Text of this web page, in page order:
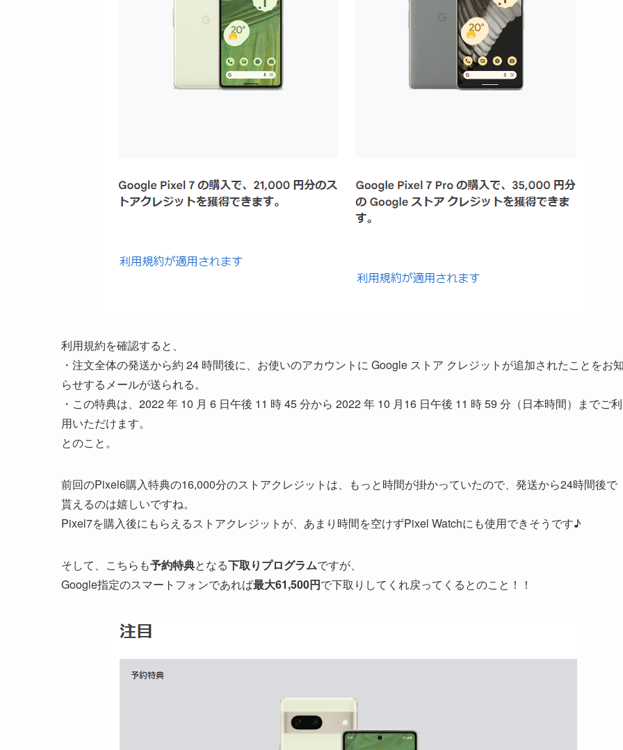
利用規約を確認すると、
・注文全体の発送から約 24 時間後に、お使いのアカウントに Google ストア クレジットが追加されたことをお
らせするメールが送られる。
・この特典は、2022 年 10 月 6 日午後 11 時 45 分から 2022 年 10 月16 日午後 11 時 59 分（日本時間）までご利
用いただけます。
とのこと。
前回のPixel6購入特典の16,000分のストアクレジットは、もっと時間が掛かっていたので、発送から24時間後で
貰えるのは嬉しいですね。
Pixel7を購入後にもらえるストアクレジットが、あまり時間を空けずPixel Watchにも使用できそうです♪
そして、こちらも予約特典となる下取りプログラムですが、
Google指定のスマートフォンであれば最大61,500円で下取りしてくれ戻ってくるとのこと！！